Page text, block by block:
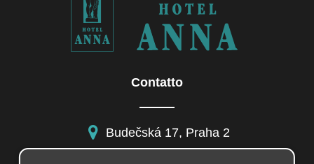
Contatto
Budečská 17, Praha 2